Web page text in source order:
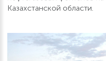
Казахстанской области.